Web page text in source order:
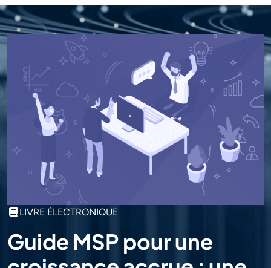
LIVRE ÉLECTRONIQUE
Guide MSP pour une